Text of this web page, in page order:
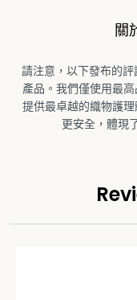
關
請注意，以下發布的
產品。我們僅使用最
提供最卓越的織物護
更安全，體現